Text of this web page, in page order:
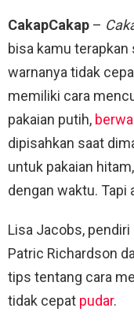
CakapCakap –
bisa kamu
warnanya tidak
memiliki cara
pakaian putih,
dipisahkan saat
untuk pakaian
dengan waktu.
Lisa Jacobs, pendiri
Patric Richardson
tips tentang cara
tidak cepat pudar.